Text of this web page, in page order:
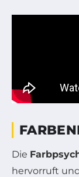
Die
hervorruft